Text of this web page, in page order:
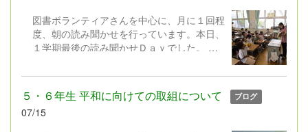
もちろん、これまでの「工作」や「自由研
究」も大歓迎です。「子どもたちの興味・関
心に合わせて、取組内容の幅を広げ、長い休
16:30）には、取り組んだ「１人１挑戦」を
紹介する作品展を実施します。保護者の皆
図書ボランティアさんを中心に、月に１回程
度、朝の読み聞かせを行っています。本日、
１学期最後の読み聞かせＤａｙでした。
紙芝居を工夫を凝らして読み聞かせしてくだ
さいます。子どもたちは、もうくぎ付け！
そして、図書委員会の児童や学校職員
も、図書ボランティアさんと一緒に読み聞か
５・６年生 平和に向けての取組について ブログ
07/15